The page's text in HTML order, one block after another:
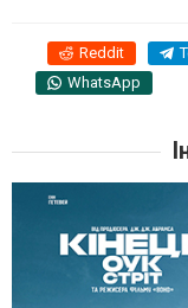
Reddit
WhatsApp